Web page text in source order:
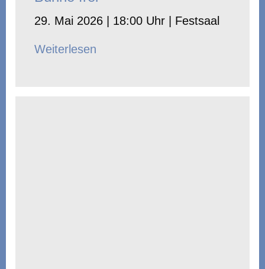
29. Mai 2026 | 18:00 Uhr | Festsaal
Weiterlesen